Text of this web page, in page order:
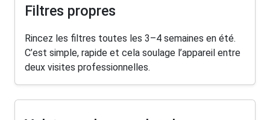
Filtres propres
Rincez les filtres toutes les 3–4 semaines en été.
C’est simple, rapide et cela soulage l’appareil entre
deux visites professionnelles.